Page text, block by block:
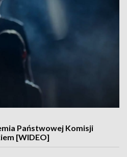
Państwowej Komisji
[WIDEO]